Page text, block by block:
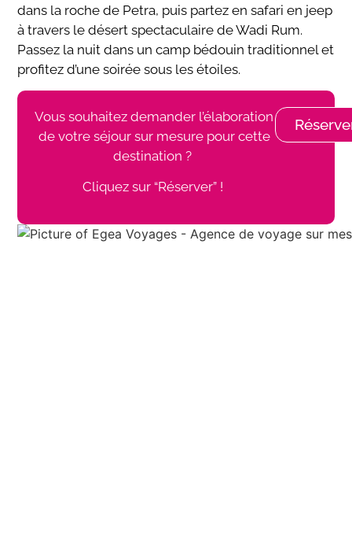
dans la roche de Petra, puis partez en safari en jeep
à travers le désert spectaculaire de Wadi Rum.
Passez la nuit dans un camp bédouin traditionnel et
profitez d’une soirée sous les étoiles.
Vous souhaitez demander l’élaboration
de votre séjour sur mesure pour cette
destination ?
Cliquez sur “Réserver” !